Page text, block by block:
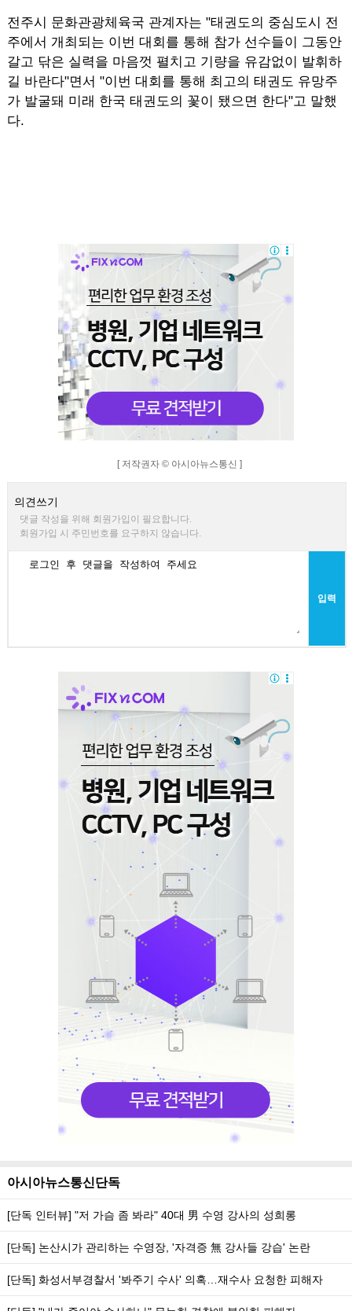
전주시 문화관광체육국 관계자는 "태권도의 중심도시 전
주에서 개최되는 이번 대회를 통해 참가 선수들이 그동안
갈고 닦은 실력을 마음껏 펼치고 기량을 유감없이 발휘하
길 바란다"면서 "이번 대회를 통해 최고의 태권도 유망주
가 발굴돼 미래 한국 태권도의 꽃이 됐으면 한다"고 말했
다.
[ 저작권자 © 아시아뉴스통신 ]
의견쓰기
댓글 작성을 위해 회원가입이 필요합니다.
회원가입 시 주민번호를 요구하지 않습니다.
입력
아시아뉴스통신단독
[단독 인터뷰] "저 가슴 좀 봐라" 40대 男 수영 강사의 성희롱
[단독] 논산시가 관리하는 수영장, '자격증 無 강사들 강습' 논란
[단독] 화성서부경찰서 '봐주기 수사' 의혹…재수사 요청한 피해자